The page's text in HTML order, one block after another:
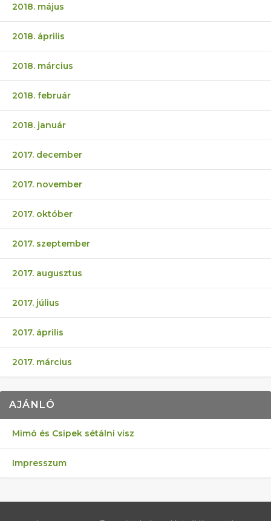
2018. május
2018. április
2018. március
2018. február
2018. január
2017. december
2017. november
2017. október
2017. szeptember
2017. augusztus
2017. július
2017. április
2017. március
AJÁNLÓ
Mimó és Csipek sétálni visz
Impresszum